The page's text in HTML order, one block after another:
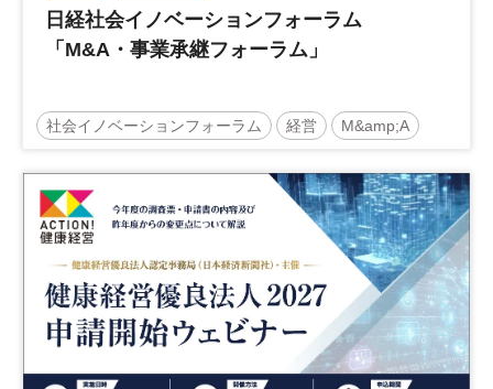
日経社会イノベーションフォーラム
「M&A・事業承継フォーラム」
社会イノベーションフォーラム 経営 M&amp;A
事業承継 中堅中小企業
日経社会イノベーションフォーラム 参加無料